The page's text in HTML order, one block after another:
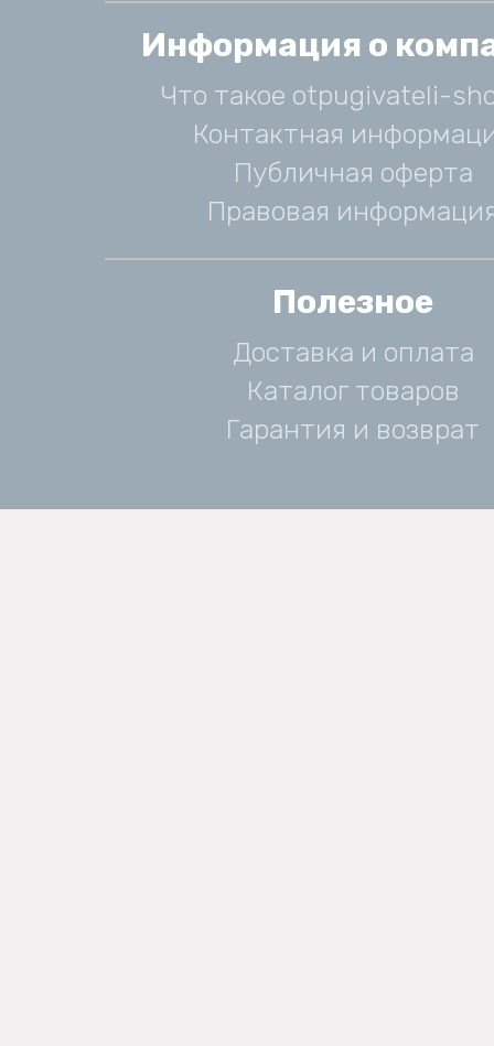
Информация о
Что такое otpugivateli-
Контактная
Публичная оферта
Правовая
Полезное
Доставка и оплата
Каталог товаров
Гарантия и возврат